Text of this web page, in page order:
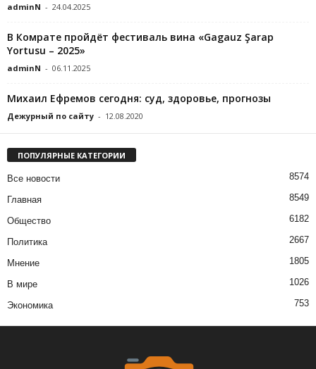
adminN - 24.04.2025
В Комрате пройдёт фестиваль вина «Gagauz Şarap
Yortusu – 2025»
adminN - 06.11.2025
Михаил Ефремов сегодня: суд, здоровье, прогнозы
Дежурный по сайту - 12.08.2020
ПОПУЛЯРНЫЕ КАТЕГОРИИ
Все новости 8574
Главная 8549
Общество 6182
Политика 2667
Мнение 1805
В мире 1026
Экономика 753